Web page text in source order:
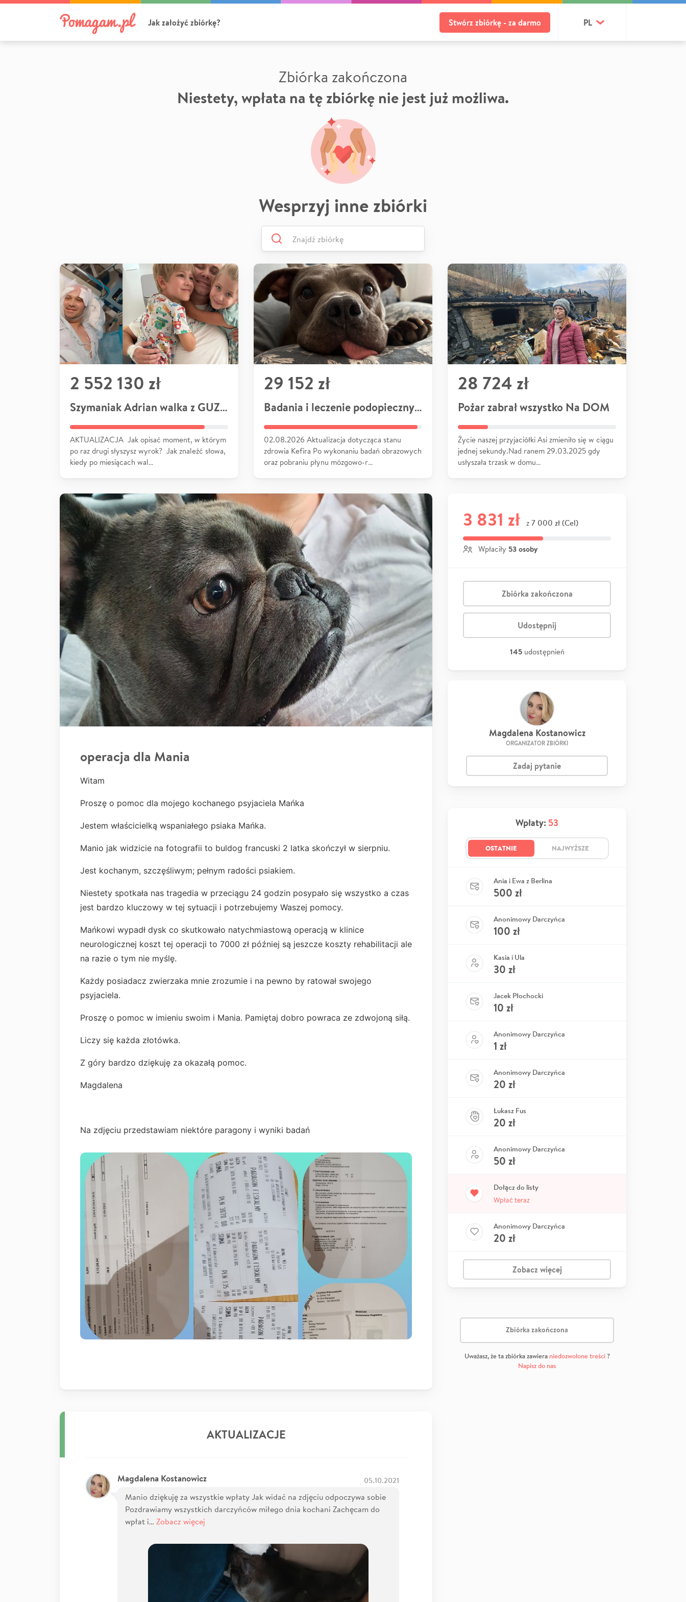
Jak założyć zbiórkę? Stwórz zbiórkę - za darmo PL
Zbiórka zakończona
Niestety, wpłata na tę zbiórkę nie jest już możliwa.
Wesprzyj inne zbiórki
2 552 130 zł
Szymaniak Adrian walka z GUZEM
AKTUALIZACJA Jak opisać moment, w którym
po raz drugi słyszysz wyrok? Jak znaleźć słowa,
kiedy po miesiącach wal…
29 152 zł
Badania i leczenie podopiecznych
02.08.2026 Aktualizacja dotycząca stanu
zdrowia Kefira Po wykonaniu badań obrazowych
oraz pobraniu płynu mózgowo-r…
28 724 zł
Pożar zabrał wszystko Na DOM
Życie naszej przyjaciółki Asi zmieniło się w ciągu
jednej sekundy.Nad ranem 29.03.2025 gdy
usłyszała trzask w domu…
operacja dla Mania
Witam
Proszę o pomoc dla mojego kochanego psyjaciela Mańka
Jestem właścicielką wspaniałego psiaka Mańka.
Manio jak widzicie na fotografii to buldog francuski 2 latka skończył w sierpniu.
Jest kochanym, szczęśliwym; pełnym radości psiakiem.
Niestety spotkała nas tragedia w przeciągu 24 godzin posypało się wszystko a czas
jest bardzo kluczowy w tej sytuacji i potrzebujemy Waszej pomocy.
Mańkowi wypadł dysk co skutkowało natychmiastową operacją w klinice
neurologicznej koszt tej operacji to 7000 zł później są jeszcze koszty rehabilitacji ale
na razie o tym nie myślę.
Każdy posiadacz zwierzaka mnie zrozumie i na pewno by ratował swojego
psyjaciela.
Proszę o pomoc w imieniu swoim i Mania. Pamiętaj dobro powraca ze zdwojoną siłą.
Liczy się każda złotówka.
Z góry bardzo dziękuję za okazałą pomoc.
Magdalena
Na zdjęciu przedstawiam niektóre paragony i wyniki badań
AKTUALIZACJE
Magdalena Kostanowicz 05.10.2021
Manio dziękuję za wszystkie wpłaty Jak widać na zdjęciu odpoczywa sobie
Pozdrawiamy wszystkich darczyńców miłego dnia kochani Zachęcam do
wpłat i… Zobacz więcej
3 831 zł z 7 000 zł (Cel)
Wpłaciły 53 osoby
Zbiórka zakończona
Udostępnij
145 udostępnień
Magdalena Kostanowicz
ORGANIZATOR ZBIÓRKI
Zadaj pytanie
Wpłaty: 53
OSTATNIE NAJWYŻSZE
Ania i Ewa z Berlina
500 zł
Anonimowy Darczyńca
100 zł
Kasia i Ula
30 zł
Jacek Płochocki
10 zł
Anonimowy Darczyńca
1 zł
Anonimowy Darczyńca
20 zł
Łukasz Fus
20 zł
Anonimowy Darczyńca
50 zł
Dołącz do listy
Wpłać teraz
Anonimowy Darczyńca
20 zł
Zobacz więcej
Zbiórka zakończona
Uważasz, że ta zbiórka zawiera niedozwolone treści?
Napisz do nas